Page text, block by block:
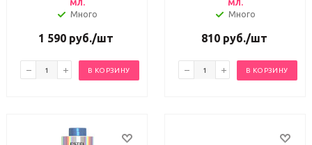
Много
1 590 руб./шт
В КОРЗИНУ
Много
810руб./шт
В КОРЗИНУ